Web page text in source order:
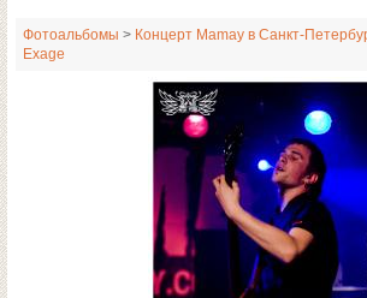
Фотоальбомы > Концерт Mamay в Санкт-
Exage